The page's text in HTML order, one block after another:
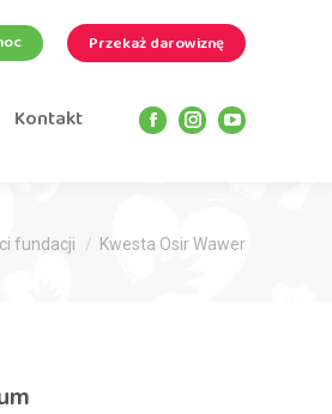
Przekaż darowiznę
Kontakt
Facebook
new
Instagram
new
YouTube
new
fundacji Kwesta Osir Wawer